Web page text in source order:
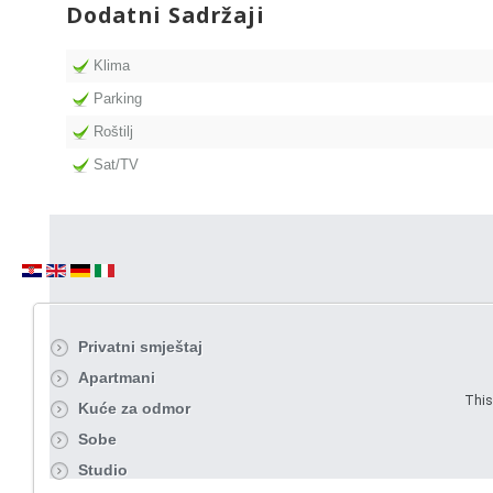
Dodatni Sadržaji
Klima
Parking
Roštilj
Sat/TV
Privatni smještaj
Apartmani
Kuće za odmor
Sobe
Studio